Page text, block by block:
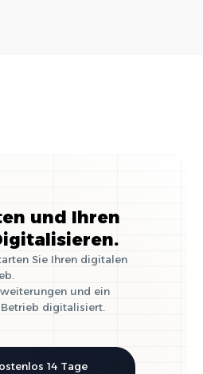
und Ihren
Sie Ihren digitalen
und ein
Betrieb digitalisiert.
14 Tage